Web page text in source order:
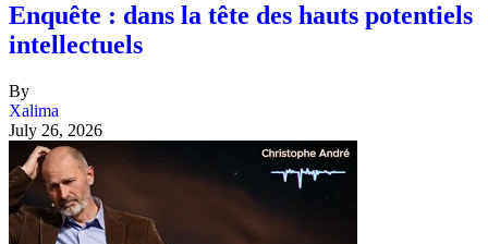
Enquête : dans la tête des hauts potentiels
intellectuels
By
Xalima
July 26, 2026